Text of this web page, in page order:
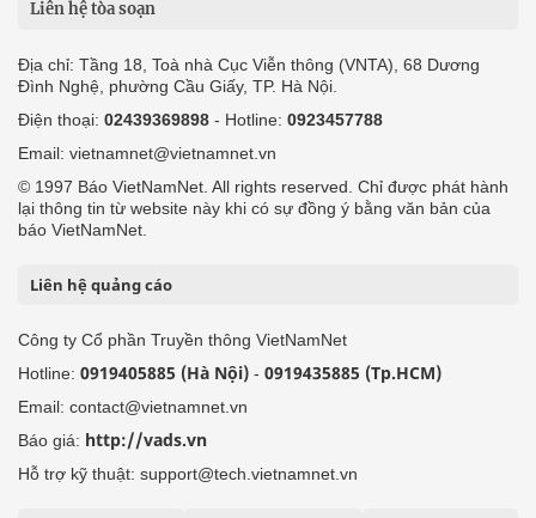
Liên hệ tòa soạn
Địa chỉ: Tầng 18, Toà nhà Cục Viễn thông (VNTA), 68 Dương
Đình Nghệ, phường Cầu Giấy, TP. Hà Nội.
Điện thoại: 02439369898 - Hotline: 0923457788
Email: vietnamnet@vietnamnet.vn
© 1997 Báo VietNamNet. All rights reserved. Chỉ được phát hành
lại thông tin từ website này khi có sự đồng ý bằng văn bản của
báo VietNamNet.
Liên hệ quảng cáo
Công ty Cổ phần Truyền thông VietNamNet
Hotline: 0919405885 (Hà Nội) - 0919435885 (Tp.HCM)
Email: contact@vietnamnet.vn
Báo giá: http://vads.vn
Hỗ trợ kỹ thuật: support@tech.vietnamnet.vn